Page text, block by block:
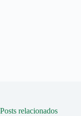
Posts relacionados